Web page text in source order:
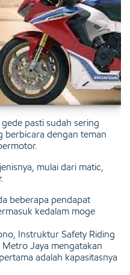
pasti sudah sering
berbicara dengan teman
mulai dari matic,
beberapa pendapat
kedalam moge
Instruktur Safety Riding
Jaya mengatakan
adalah kapasitasnya